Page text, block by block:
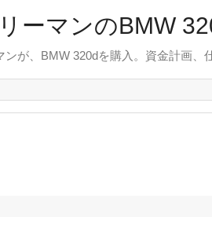
ーマンのBMW
が、BMW 320dを購入。資金計画